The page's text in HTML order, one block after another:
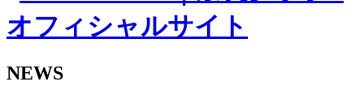
2026/27トップチーム
2026/27トップチームスタッフ
NEWS